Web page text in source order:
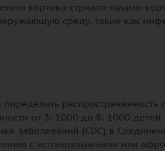
кортико-стриато-таламо-
среду, такие как
распространенность
от 3: 1000 до 8: 1000
заболеваний (CDC) в
с испаноязычными или